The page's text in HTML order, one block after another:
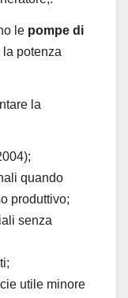
le pompe di
la potenza
la
quando
produttivo;
senza
utile minore